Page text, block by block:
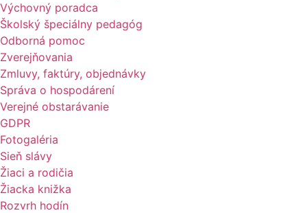
Výchovný poradca
Školský špeciálny pedagóg
Odborná pomoc
Zverejňovania
Zmluvy, faktúry, objednávky
Správa o hospodárení
Verejné obstarávanie
GDPR
Fotogaléria
Sieň slávy
Žiaci a rodičia
Žiacka knižka
Rozvrh hodín